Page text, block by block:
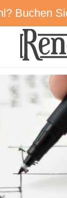
Buchen